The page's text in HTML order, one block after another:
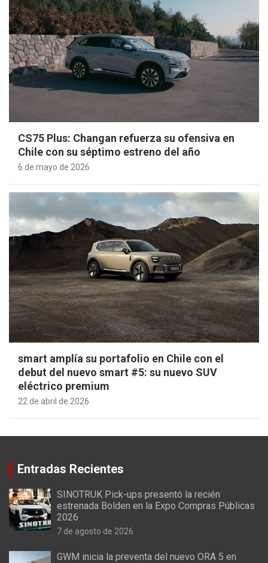
CS75 Plus: Changan refuerza su ofensiva en
Chile con su séptimo estreno del año
6 de mayo de 2026
smart amplía su portafolio en Chile con el
debut del nuevo smart #5: su nuevo SUV
eléctrico premium
22 de abril de 2026
Entradas Recientes
SINOTRUK Pick-ups presentó la recién
estrenada Bolden en la Expo Compras Públicas
2026
7 de agosto de 2026
GWM inicia la preventa del nuevo ORA 5 en